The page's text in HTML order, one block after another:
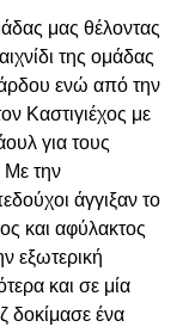
μας θέλοντας
της ομάδας
ενώ από την
Καστιγιέχος με
για τους
Με την
άγγιξαν το
και αφύλακτος
εξωτερική
και σε μία
δοκίμασε ένα